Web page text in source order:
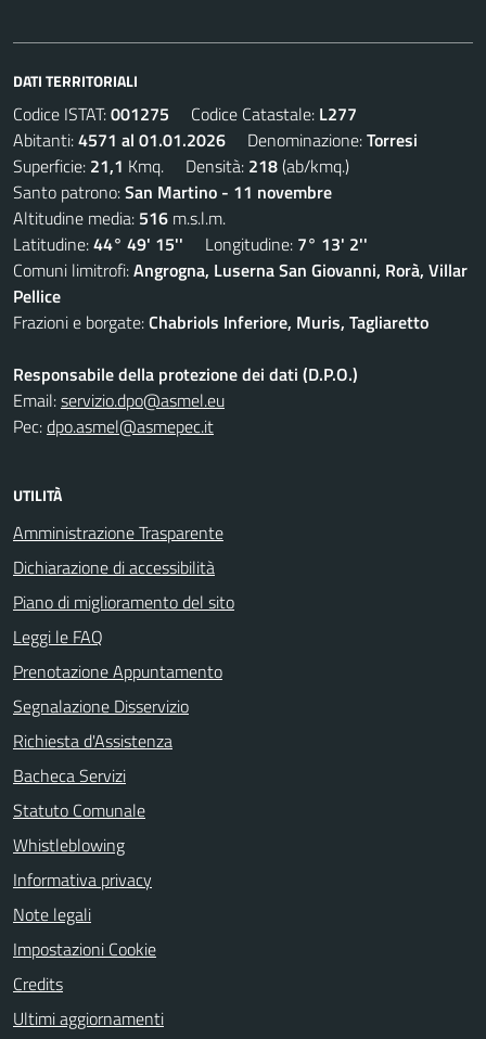
DATI TERRITORIALI
Codice ISTAT:001275 Codice Catastale: L277
Abitanti:4571 al 01.01.2026 Denominazione:Torresi
Superficie: 21,1 Kmq. Densità: 218(ab/kmq.)
Santo patrono:San Martino - 11 novembre
Altitudine media: 516 m.s.l.m.
Latitudine:44° 49' 15'' Longitudine: 7° 13' 2''
Comuni limitrofi:Angrogna, Luserna San Giovanni, Rorà, Villar
Pellice
Frazioni e borgate:Chabriols Inferiore, Muris, Tagliaretto
Responsabile della protezione dei dati (D.P.O.)
Email:servizio.dpo@asmel.eu
Pec:dpo.asmel@asmepec.it
UTILITÀ
Amministrazione Trasparente
Dichiarazione di accessibilità
Piano di miglioramento del sito
Leggi le FAQ
Prenotazione Appuntamento
Segnalazione Disservizio
Richiesta d'Assistenza
Bacheca Servizi
Statuto Comunale
Whistleblowing
Informativa privacy
Note legali
Impostazioni Cookie
Credits
Ultimi aggiornamenti